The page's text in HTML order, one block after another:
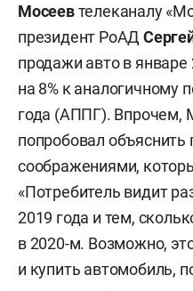
Мосеевтелеканалу
президент РоАД
продажи авто в
на 8% к аналогичному
года (АППГ). Впрочем,
попробовал
соображениями,
«Потребитель видит
2019 года и тем,
в 2020-м. Возможно,
и купить автомобиль,